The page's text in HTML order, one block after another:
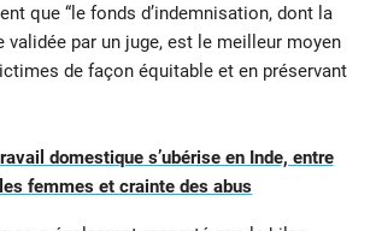
que “le fonds d’indemnisation, dont la
validée par un juge, est le meilleur moyen
de façon équitable et en préservant
domestique s’ubérise en Inde, entre
femmes et crainte des abus